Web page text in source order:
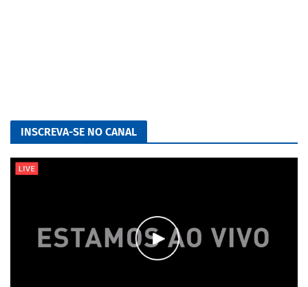
INSCREVA-SE NO CANAL